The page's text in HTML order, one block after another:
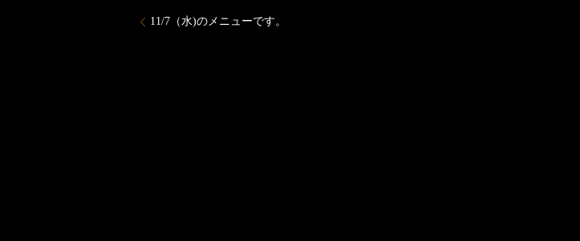
11/7（水)のメニューです。